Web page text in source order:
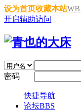
设为首页收藏本站
开启辅助访问
密码
快捷导航
论坛BBS